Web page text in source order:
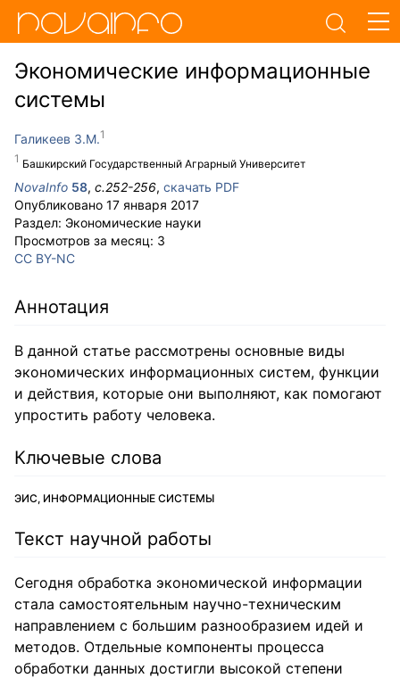
Экономические информационные
системы
Галикеев З.М.
Башкирский Государственный Аграрный Университет
NovaInfo 58, с.252-256, скачать PDF
Опубликовано 17 января 2017
Раздел: Экономические науки
Просмотров за месяц: 3
CC BY-NC
Аннотация
В данной статье рассмотрены основные виды
экономических информационных систем, функции
и действия, которые они выполняют, как помогают
упростить работу человека.
Ключевые слова
ЭИС, ИНФОРМАЦИОННЫЕ СИСТЕМЫ
Текст научной работы
Сегодня обработка экономической информации
стала самостоятельным научно-техническим
направлением с большим разнообразием идей и
методов. Отдельные компоненты процесса
обработки данных достигли высокой степени